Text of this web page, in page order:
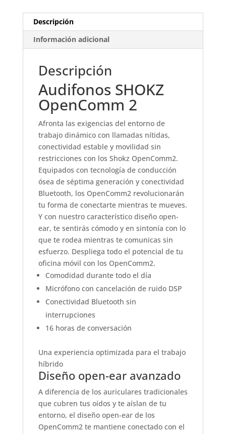
Descripción
Información adicional
Descripción
Audifonos SHOKZ
OpenComm 2
Afronta las exigencias del entorno de
trabajo dinámico con llamadas nítidas,
conectividad estable y movilidad sin
restricciones con los Shokz OpenComm2.
Equipados con tecnología de conducción
ósea de séptima generación y conectividad
Bluetooth, los OpenComm2 revolucionarán
tu forma de conectarte mientras te mueves.
Y con nuestro característico diseño open-
ear, te sentirás cómodo y en sintonía con lo
que te rodea mientras te comunicas sin
esfuerzo. Despliega todo el potencial de tu
oficina móvil con los OpenComm2.
Comodidad durante todo el día
Micrófono con cancelación de ruido DSP
Conectividad Bluetooth sin
interrupciones
16 horas de conversación
Una experiencia optimizada para el trabajo
híbrido
Diseño open-ear avanzado
A diferencia de los auriculares tradicionales
que cubren tus oídos y te aíslan de tu
entorno, el diseño open-ear de los
OpenComm2 te mantiene conectado con el